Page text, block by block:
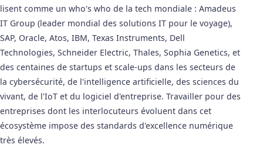
lisent comme un who's who de la tech mondiale : Amadeus
IT Group (leader mondial des solutions IT pour le voyage),
SAP, Oracle, Atos, IBM, Texas Instruments, Dell
Technologies, Schneider Electric, Thales, Sophia Genetics, et
des centaines de startups et scale-ups dans les secteurs de
la cybersécurité, de l'intelligence artificielle, des sciences du
vivant, de l'IoT et du logiciel d'entreprise. Travailler pour des
entreprises dont les interlocuteurs évoluent dans cet
écosystème impose des standards d'excellence numérique
très élevés.